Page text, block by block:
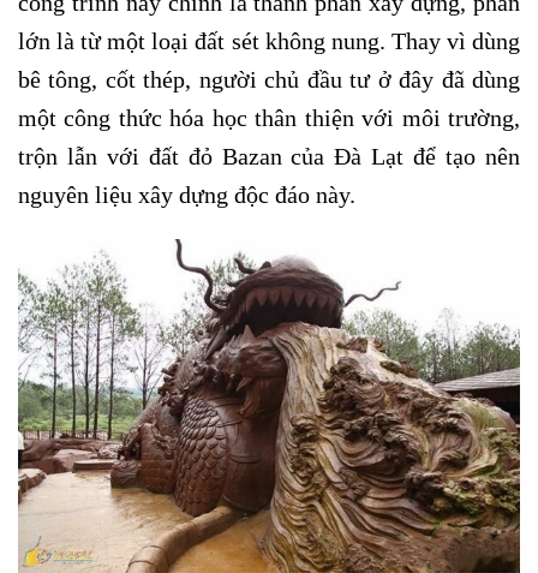
lớn là từ một loại đất sét không nung. Thay vì dùng
bê tông, cốt thép, người chủ đầu tư ở đây đã dùng
một công thức hóa học thân thiện với môi trường,
trộn lẫn với đất đỏ Bazan của Đà Lạt để tạo nên
nguyên liệu xây dựng độc đáo này.